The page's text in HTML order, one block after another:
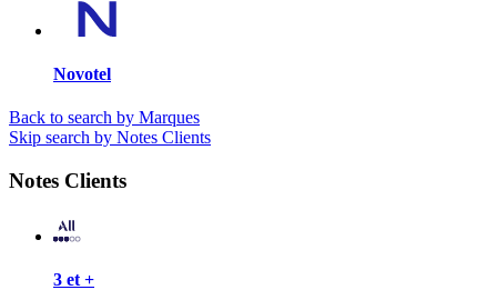
Novotel
Back to search by Marques
Skip search by Notes Clients
Notes Clients
3 et +